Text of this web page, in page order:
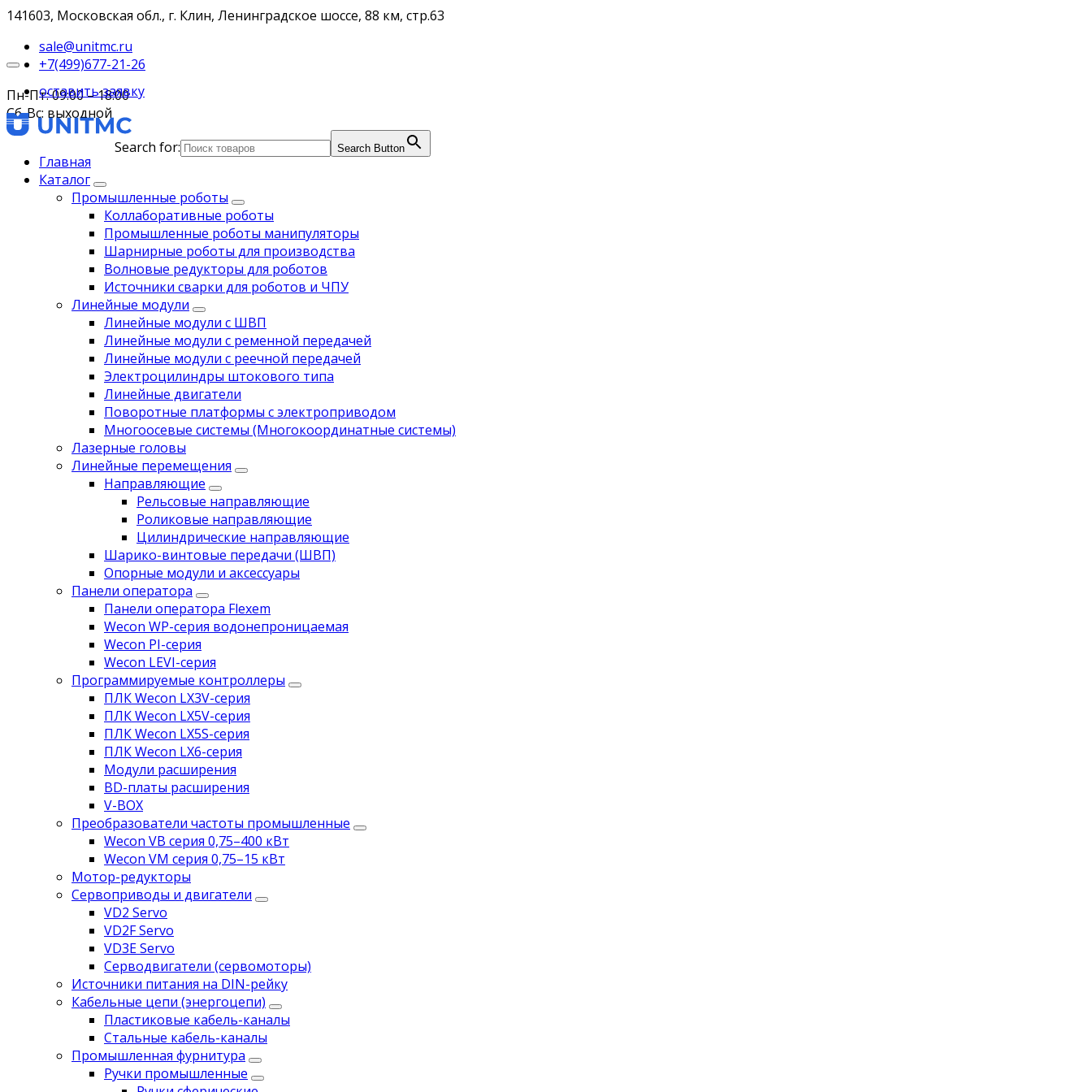
141603, Московская обл., г. Клин, Ленинградское шоссе, 88 км, стр.63
sale@unitmc.ru
+7(499)677-21-26
Пн-Пт: 09:00 – 18:00
Сб-Вс: выходной
Search for:
Search Button
оставить заявку
Главная
Каталог
Промышленные роботы
Коллаборативные роботы
Промышленные роботы манипуляторы
Шарнирные роботы для производства
Волновые редукторы для роботов
Источники сварки для роботов и ЧПУ
Линейные модули
Линейные модули с ШВП
Линейные модули с ременной передачей
Линейные модули с реечной передачей
Электроцилиндры штокового типа
Линейные двигатели
Поворотные платформы с электроприводом
Многоосевые системы (Многокоординатные системы)
Лазерные головы
Линейные перемещения
Направляющие
Рельсовые направляющие
Роликовые направляющие
Цилиндрические направляющие
Шарико-винтовые передачи (ШВП)
Опорные модули и аксессуары
Панели оператора
Панели оператора Flexem
Wecon WP-серия водонепроницаемая
Wecon PI-серия
Wecon LEVI-серия
Программируемые контроллеры
ПЛК Wecon LX3V-серия
ПЛК Wecon LX5V-серия
ПЛК Wecon LX5S-серия
ПЛК Wecon LX6-серия
Модули расширения
BD-платы расширения
V-BOX
Преобразователи частоты промышленные
Wecon VB серия 0,75–400 кВт
Wecon VM серия 0,75–15 кВт
Мотор-редукторы
Сервоприводы и двигатели
VD2 Servo
VD2F Servo
VD3E Servo
Серводвигатели (сервомоторы)
Источники питания на DIN-рейку
Кабельные цепи (энергоцепи)
Пластиковые кабель-каналы
Стальные кабель-каналы
Промышленная фурнитура
Ручки промышленные